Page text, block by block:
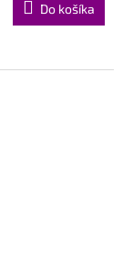
Do košíka